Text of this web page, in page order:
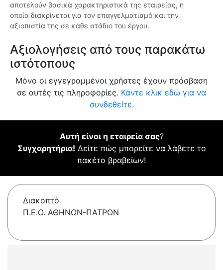
αποτελούν βασικά χαρακτηριστικά της εταιρείας, η
οποία διακρίνεται για τον επαγγελματισμό και την
αξιοπιστία της σε κάθε στάδιο του έργου.
Αξιολογήσεις από τους παρακάτω
ιστότοπους
Μόνο οι εγγεγραμμένοι χρήστες έχουν πρόσβαση
σε αυτές τις πληροφορίες. Κάντε κλικ εδώ για να
συνδεθείτε.
Αυτή είναι η εταιρεία σας?
Συγχαρητήρια! Δείτε πώς μπορείτε να λάβετε το
πακέτο βραβείων!
Διακοπτό
Π.Ε.Ο. ΑΘΗΝΩΝ-ΠΑΤΡΩΝ